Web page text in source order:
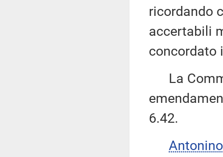
ricordando
accertabili
concordato
La
6.42.